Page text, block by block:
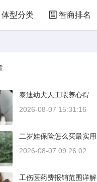
体型分类 智商排名
泰迪幼犬人工喂养心得
2026-08-07 15:31:16
二岁娃保险怎么买最实用
2026-08-07 09:26:02
工伤医药费报销范围详解